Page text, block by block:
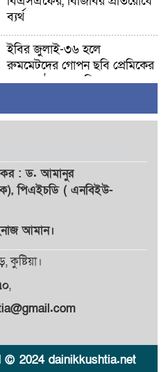
ব্যর্থ
ইবির জুলাই-৩৬ হলে
রুমমেটদের গোপন ছবি প্রেমিকের
কাছে পাঠানোর অভিযোগ, ক্ষোভ
ব্যবস্থা
খোকসায় বিএনপি নেতা নাফিজ
গুরুতর আহত
সাঈদীর ছবিতে জুতা
নিক্ষেপকারীরা ‘জারজ সন্তান’:
শিক্ষককে ঘিরে দেশব্যাপী গোপন
তৎপরতার অভিযোগ/ তদন্তে
: ড. আমানুর
পিএইচডি ( এনবিইউ-
আমান।
কুষ্টিয়া।
,
2024 dainikkushtia.net